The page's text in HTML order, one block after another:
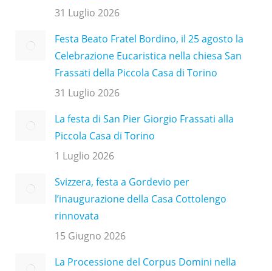
31 Luglio 2026
Festa Beato Fratel Bordino, il 25 agosto la
Celebrazione Eucaristica nella chiesa San
Frassati della Piccola Casa di Torino
31 Luglio 2026
La festa di San Pier Giorgio Frassati alla
Piccola Casa di Torino
1 Luglio 2026
Svizzera, festa a Gordevio per
l’inaugurazione della Casa Cottolengo
rinnovata
15 Giugno 2026
La Processione del Corpus Domini nella